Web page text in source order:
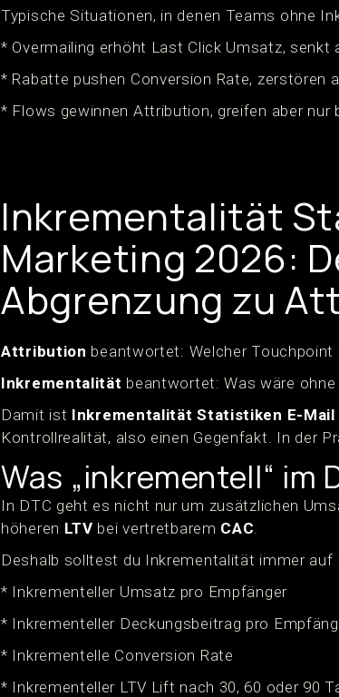
Typische Situationen, in denen Teams ohne
* Overmailing erhöht Last Click Umsatz,
* Rabatte pushen Conversion Rate, zerstören
* Flows gewinnen Attribution, greifen aber nur
Inkrementalität
Marketing 2026:
Abgrenzung zu
Attribution beantwortet: Welcher
Inkrementalität beantwortet: Was wäre
Damit ist Inkrementalität Statistiken E-Mail
Kontrollrealität, also einen Gegenfakt. In der
Was „inkrementell“
In DTC geht es nicht nur um zusätzlichen
höheren LTV bei vertretbarem CAC.
Deshalb solltest du Inkrementalität immer
* Inkrementeller Umsatz pro Empfänger
* Inkrementeller Deckungsbeitrag pro
* Inkrementelle Conversion Rate
* Inkrementeller LTV Lift nach 30, 60 oder 90